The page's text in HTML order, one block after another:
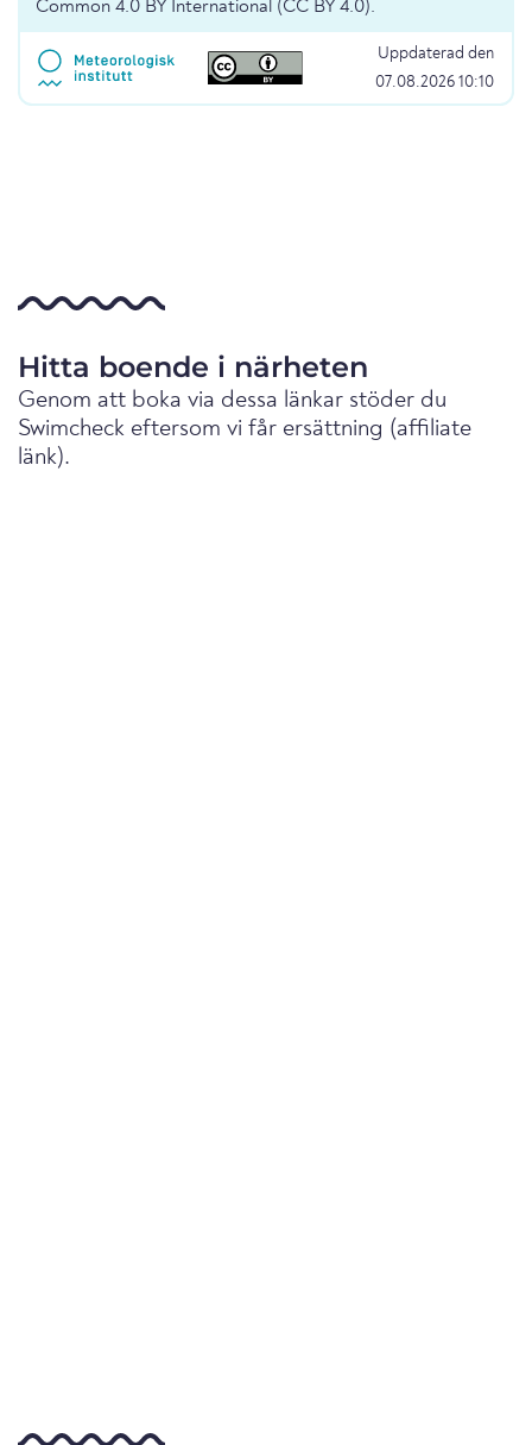
Common 4.0 BY International (CC BY 4.0).
Uppdaterad den
07.08.2026 10:10
Hitta boende i närheten
Genom att boka via dessa länkar stöder du
Swimcheck eftersom vi får ersättning (affiliate
länk).